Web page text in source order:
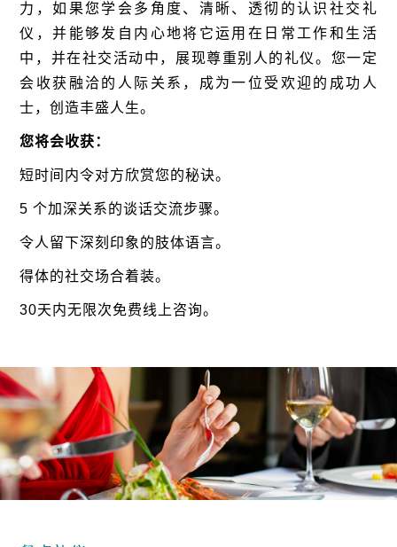
力，如果您学会多角度、清晰、透彻的认识社交礼
仪，并能够发自内心地将它运用在日常工作和生活
中，并在社交活动中，展现尊重别人的礼仪。 您一定
会收获融洽的人际关系，成为一位受欢迎的成功人
士，创造丰盛人生。
您将会收获：
短时间内令对方欣赏您的秘诀。
5个加深关系的谈话交流步骤。
令人留下深刻印象的肢体语言。
得体的社交场合着装。
30天内无限次免费线上咨询。